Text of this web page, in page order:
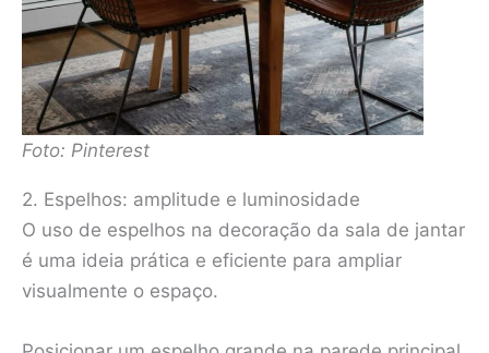
Foto: Pinterest
2. Espelhos: amplitude e luminosidade
O uso de espelhos na decoração da sala de jantar
é uma ideia prática e eficiente para ampliar
visualmente o espaço.